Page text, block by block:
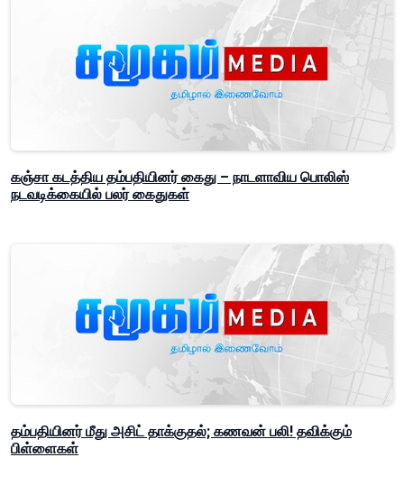
கஞ்சா கடத்திய தம்பதியினர் கைது – நாடளாவிய பொலிஸ்
நடவடிக்கையில் பலர் கைதுகள்
தம்பதியினர் மீது அசிட் தாக்குதல்; கணவன் பலி! தவிக்கும்
பிள்ளைகள்